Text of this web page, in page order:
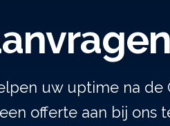
uw uptime na de
offerte aan bij ons